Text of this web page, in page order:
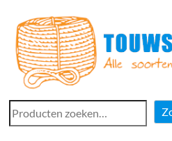
naar
inhoud